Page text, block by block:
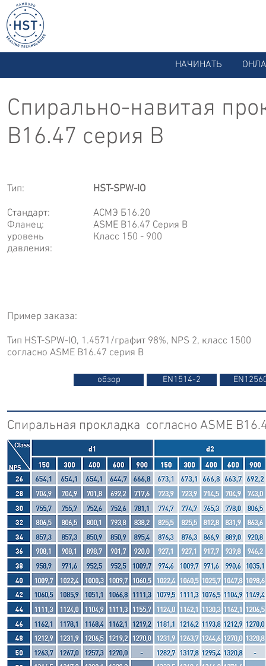
НАЧИНАТЬ
Спирально-навитая
B16.47 серия B
HST-SPW-IO
АСМЭ Б16.20
ASME B16.47 Серия B
Класс 150 - 900
Тип:
Стандарт:
Фланец:
уровень
давления:
Пример заказа:
Тип HST-SPW-IO, 1.4571/графит 98%, NPS 2, класс 1500
согласно ASME B16.47 серия B
обзор EN1514-2
Спиральная прокладка согласно ASME